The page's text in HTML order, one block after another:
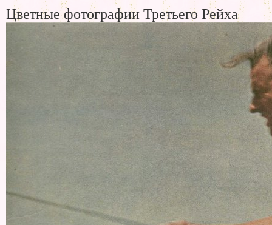
Цветные фотографии Третьего Рейха